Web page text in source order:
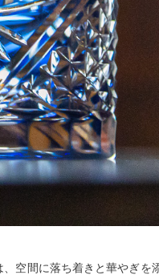
空間に落ち着きと華やぎを